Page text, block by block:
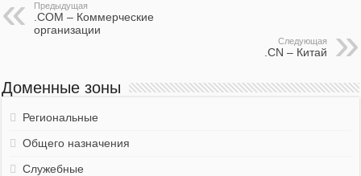
Предыдущая
.COM – Коммерческие
организации
Следующая
.CN – Китай
Доменные зоны
Региональные
Общего назначения
Служебные